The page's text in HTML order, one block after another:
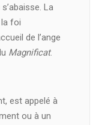
La
foi
de l’ange
Magnificat.
est appelé à
ou à un